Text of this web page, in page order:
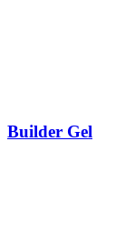
Builder Gel